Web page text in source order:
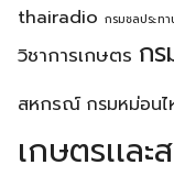
thairadio กรมชลประทา
วิชาการเกษตร ก
สหกรณ์ กรมหม่อนไ
เกษตรเเล